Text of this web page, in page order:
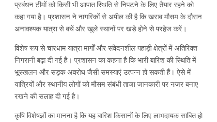
प्रबंधन टीमों को किसी भी आपात स्थिति से निपटने के लिए तैयार रहने को
कहा गया है। प्रशासन ने नागरिकों से अपील की है कि खराब मौसम के दौरान
अनावश्यक यात्रा से बचें और खुले स्थानों पर खड़े होने से परहेज करें।
विशेष रूप से चारधाम यात्रा मार्गों और संवेदनशील पहाड़ी क्षेत्रों में अतिरिक्त
निगरानी बढ़ा दी गई है। प्रशासन का कहना है कि भारी बारिश की स्थिति में
भूस्खलन और सड़क अवरोध जैसी समस्याएं उत्पन्न हो सकती हैं। ऐसे में
यात्रियों और स्थानीय लोगों को मौसम संबंधी ताजा जानकारी पर नजर बनाए
रखने की सलाह दी गई है।
कृषि विशेषज्ञों का मानना है कि यह बारिश किसानों के लिए लाभदायक साबित हो